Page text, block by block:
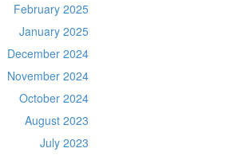
February 2025
January 2025
December 2024
November 2024
October 2024
August 2023
July 2023